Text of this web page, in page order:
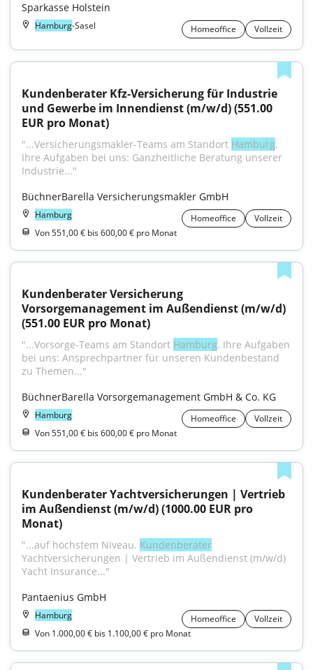
Sparkasse Holstein
Hamburg-Sasel Homeoffice Vollzeit
Kundenberater Kfz-Versicherung für Industrie
und Gewerbe im Innendienst (m/w/d) (551.00
EUR pro Monat)
"...Versicherungsmakler-Teams am Standort Hamburg.
Ihre Aufgaben bei uns: Ganzheitliche Beratung unserer
Industrie..."
BüchnerBarella Versicherungsmakler GmbH
Hamburg Homeoffice
Vollzeit
Von 551,00 € bis 600,00 € pro Monat
Kundenberater Versicherung
Vorsorgemanagement im Außendienst (m/w/d)
(551.00 EUR pro Monat)
"...Vorsorge-Teams am Standort Hamburg. Ihre Aufgaben
bei uns: Ansprechpartner für unseren Kundenbestand
zu Themen..."
BüchnerBareIla Vorsorgemanagement GmbH & Co. KG
Hamburg Homeoffice
Vollzeit
Von 551,00 € bis 600,00 € pro Monat
Kundenberater Yachtversicherungen | Vertrieb
im Außendienst (m/w/d) (1000.00 EUR pro
Monat)
"...auf höchstem Niveau. Kundenberater
Yachtversicherungen | Vertrieb im Außendienst (m/w/d)
Yacht Insurance..."
Pantaenius GmbH
Hamburg Homeoffice
Vollzeit
Von 1.000,00 € bis 1.100,00 € pro Monat